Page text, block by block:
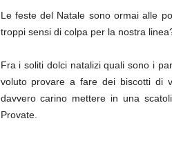
Le feste del Natale sono ormai alle
troppi sensi di colpa per la nostra
Fra i soliti dolci natalizi quali sono i
voluto provare a fare dei biscotti di
davvero carino mettere in una
Provate.